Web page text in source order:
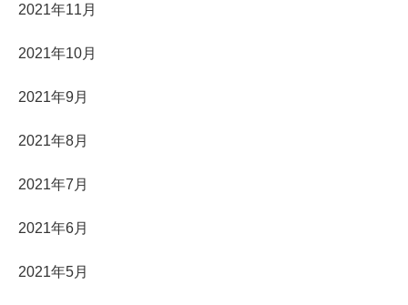
2021年11月
2021年10月
2021年9月
2021年8月
2021年7月
2021年6月
2021年5月